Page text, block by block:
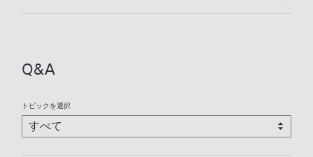
/
Q&A
トピックを選択